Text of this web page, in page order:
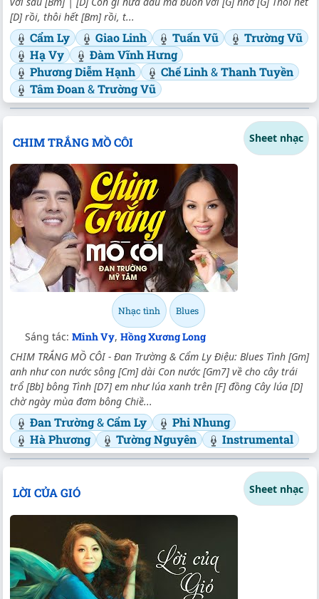
[D] rồi, thôi hết [Bm] rồi, t...
Cẩm Ly Giao Linh Tuấn Vũ
Trường Vũ
Hạ Vy
Đàm Vĩnh Hưng
Phương Diễm Hạnh
Chế Linh&Thanh Tuyền
Tâm Đoan&Trường Vũ
CHIM TRẮNG MỒ CÔI Sheet nhạc
Nhạc tình Blues
Sáng tác: Minh Vy, Hồng Xương Long
CHIM TRẮNG MỒ CÔI - Đan Trường & Cẩm Ly Điệu: Blues Tình [Gm]
anh như con nước sông [Cm] dài Con nước [Gm7] về cho cây trái
trổ [Bb] bông Tình [D7] em như lúa xanh trên [F] đồng Cây lúa [D]
chờ ngày mùa đơm bông Chiề...
Đan Trường&Cẩm Ly
Phi Nhung
Hà Phương
Tường Nguyên Instrumental
LỜI CỦA GIÓ Sheet nhạc